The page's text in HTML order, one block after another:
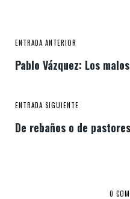
ENTRADA ANTERIOR
Pablo Vázquez: Los
ENTRADA SIGUIENTE
De rebaños o de
0